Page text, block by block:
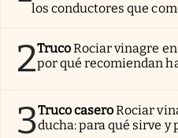
los conductores que
2TrucoRociar vinagre
por qué recomiendan
3Truco caseroRociar
ducha: para qué sirve y